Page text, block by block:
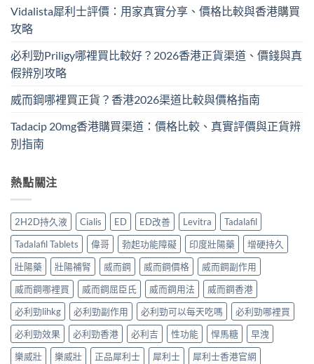
Vidalista犀利士評價：用家真實分享、價格比較與香港購買
攻略
必利勁Priligy哪裡買比較好？2026香港正貨渠道、價錢與真
假辨別攻略
威而鋼哪裡買正貨？香港2026渠道比較與價格指南
Tadacip 20mg香港購買渠道：價格比較、真實評價與正貨辨
別指南
熱點關注
2H2D持久液 Cialis ED ED改善 Levitra
Tadalafil
Tadalafil Tablets
偉哥 勃起功能障礙 印度壯陽藥
增硬持久
壯陽藥
壯陽補腎 威而鋼 威而鋼價格
威而鋼副作用
威而鋼哪裡買
威而鋼屈臣氏 威而鋼用法
威而鋼香港
必利勁lihkg
必利勁副作用 必利勁可以每天吃嗎
必利勁哪裡買
必利勁效果
必利勁香港 必利吉 性功能 悍馬糖
早洩
樂威壯
樂威壯 正品犀利士 犀利士 犀利士香港官網